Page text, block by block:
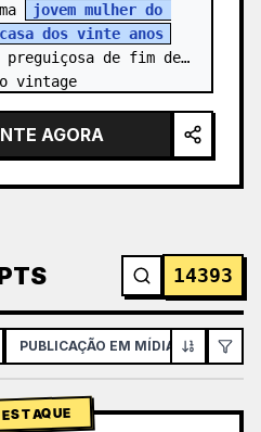
jovem mulher do
dos vinte anos
preguiçosa de fim de
vintage
AGORA
14393
PUBLICAÇÃO EM MÍDIAS SOCIAIS